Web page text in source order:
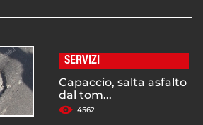
SERVIZI
Capaccio, salta asfalto
dal tom...
4562